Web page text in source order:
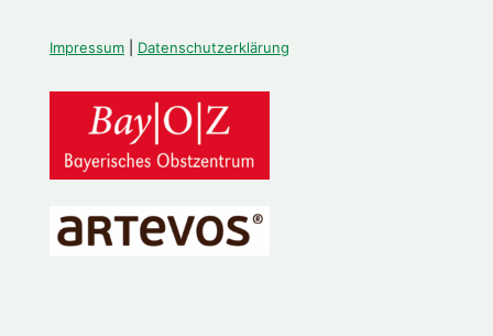
Impressum Datenschutzerklärung